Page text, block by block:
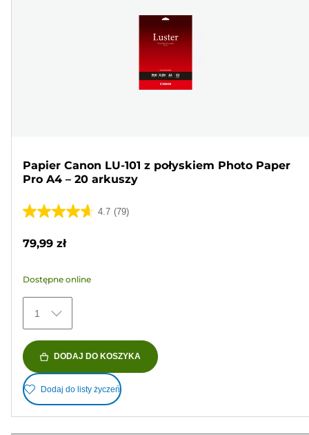
Papier Canon LU-101 z połyskiem Photo Paper
Pro A4 – 20 arkuszy
4.7 (79)
4.7
79
Recenzji
79,99 zł
Dostępne online
1
DODAJ DO KOSZYKA
Dodaj do listy życzeń